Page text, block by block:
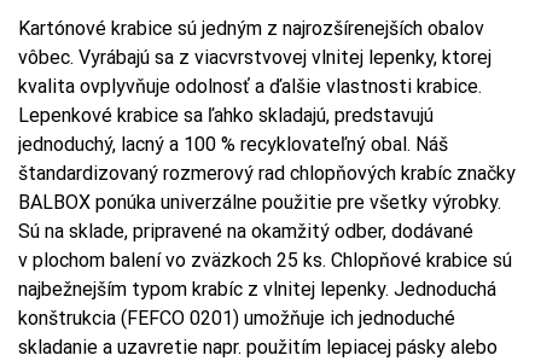
Kartónové krabice sú jedným z najrozšírenejších obalov
vôbec. Vyrábajú sa z viacvrstvovej vlnitej lepenky, ktorej
kvalita ovplyvňuje odolnosť a ďalšie vlastnosti krabice.
Lepenkové krabice sa ľahko skladajú, predstavujú
jednoduchý, lacný a 100 % recyklovateľný obal. Náš
štandardizovaný rozmerový rad chlopňových krabíc značky
BALBOX ponúka univerzálne použitie pre všetky výrobky.
Sú na sklade, pripravené na okamžitý odber, dodávané
v plochom balení vo zväzkoch 25 ks. Chlopňové krabice sú
najbežnejším typom krabíc z vlnitej lepenky. Jednoduchá
konštrukcia (FEFCO 0201) umožňuje ich jednoduché
skladanie a uzavretie napr. použitím lepiacej pásky alebo